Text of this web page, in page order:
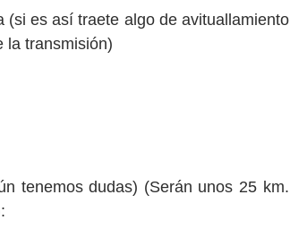
(si es así traete algo de avituallamiento
la transmisión)
tenemos dudas) (Serán unos 25 km.